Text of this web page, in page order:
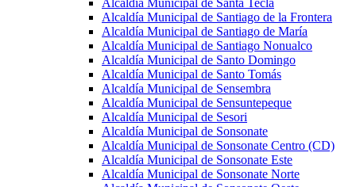
Alcaldía Municipal de Santa Tecla
Alcaldía Municipal de Santiago de la Frontera
Alcaldía Municipal de Santiago de María
Alcaldía Municipal de Santiago Nonualco
Alcaldía Municipal de Santo Domingo
Alcaldía Municipal de Santo Tomás
Alcaldía Municipal de Sensembra
Alcaldía Municipal de Sensuntepeque
Alcaldía Municipal de Sesori
Alcaldía Municipal de Sonsonate
Alcaldía Municipal de Sonsonate Centro (CD)
Alcaldía Municipal de Sonsonate Este
Alcaldía Municipal de Sonsonate Norte